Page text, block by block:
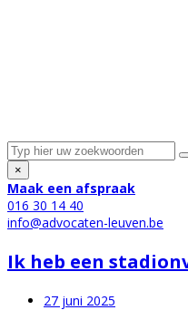
×
Maak een afspraak
016 30 14 40
info@advocaten-leuven.be
Ik heb een
27 juni 2025